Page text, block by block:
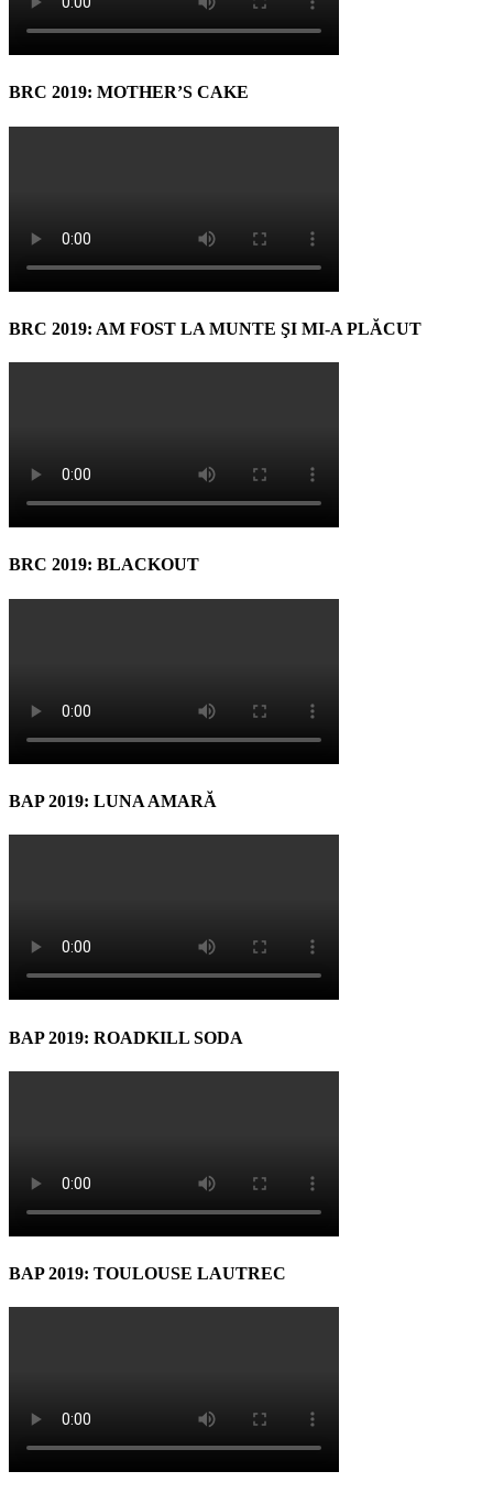
BRC 2019: MOTHER’S CAKE
BRC 2019: AM FOST LA MUNTE ŞI MI-A PLĂCUT
BRC 2019: BLACKOUT
BAP 2019: LUNA AMARĂ
BAP 2019: ROADKILL SODA
BAP 2019: TOULOUSE LAUTREC